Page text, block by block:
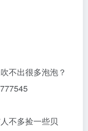
不出很多泡泡？
不多捡一些贝